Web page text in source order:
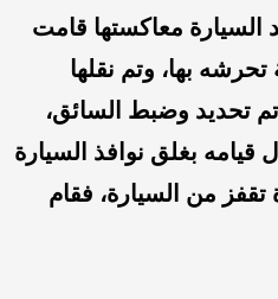
السيارة معاكستها قامت
بها، وتم نقلها
تحديد وضبط السائق،
قيامه بغلق نوافذ السيارة
من السيارة، فقام